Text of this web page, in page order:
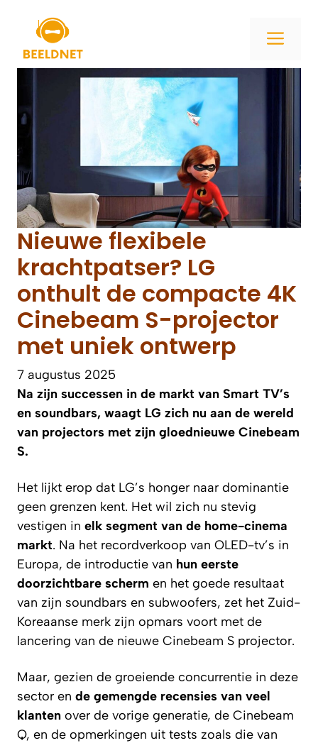
inhoud
Nieuwe flexibele
krachtpatser? LG
onthult de compacte 4K
Cinebeam S-projector
met uniek ontwerp
7 augustus 2025
Na zijn successen in de markt van Smart TV’s
en soundbars, waagt LG zich nu aan de wereld
van projectors met zijn gloednieuwe Cinebeam
S.
Het lijkt erop dat LG’s honger naar dominantie
geen grenzen kent. Het wil zich nu stevig
vestigen in elk segment van de home-cinema
markt. Na het recordverkoop van OLED-tv’s in
Europa, de introductie van hun eerste
doorzichtbare scherm en het goede resultaat
van zijn soundbars en subwoofers, zet het Zuid-
Koreaanse merk zijn opmars voort met de
lancering van de nieuwe Cinebeam S projector.
Maar, gezien de groeiende concurrentie in deze
sector en de gemengde recensies van veel
klanten over de vorige generatie, de Cinebeam
Q, en de opmerkingen uit tests zoals die van